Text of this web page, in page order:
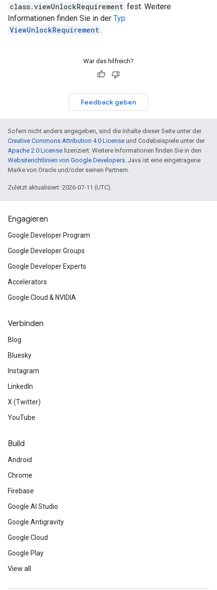
class.viewUnlockRequirement fest. Weitere
Informationen finden Sie in der Typ
ViewUnlockRequirement .
War das hilfreich?
Feedback geben
Sofern nicht anders angegeben, sind die Inhalte dieser Seite unter der
Creative Commons Attribution 4.0 License und Codebeispiele unter der
Apache 2.0 License lizenziert. Weitere Informationen finden Sie in den
Websiterichtlinien von Google Developers . Java ist eine eingetragene
Marke von Oracle und/oder seinen Partnern.
Zuletzt aktualisiert: 2026-07-11 (UTC).
Engagieren
Google Developer Program
Google Developer Groups
Google Developer Experts
Accelerators
Google Cloud & NVIDIA
Verbinden
Blog
Bluesky
Instagram
LinkedIn
X (Twitter)
YouTube
Build
Android
Chrome
Firebase
Google AI Studio
Google Antigravity
Google Cloud
Google Play
View all